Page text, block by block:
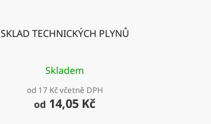
SKLAD TECHNICKÝCH PLYNŮ
Skladem
od 17 Kč včetně DPH
od 14,05 Kč